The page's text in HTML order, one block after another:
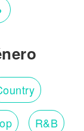
R&B